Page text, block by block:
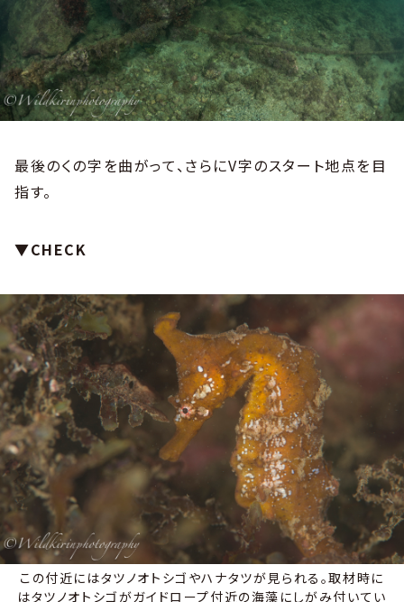
最後のくの字を曲がって、さらにV字のスタート地点を目
指す。
▼CHECK
この付近にはタツノオトシゴやハナタツが見られる。取材時に
はタツノオトシゴがガイドロープ付近の海藻にしがみ付いてい